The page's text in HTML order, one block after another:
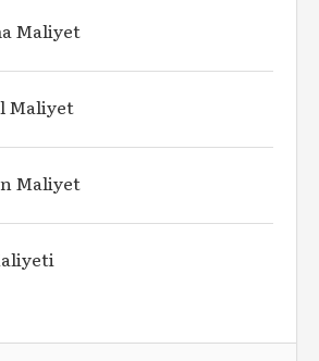
Maliyet
Maliyet
Maliyet